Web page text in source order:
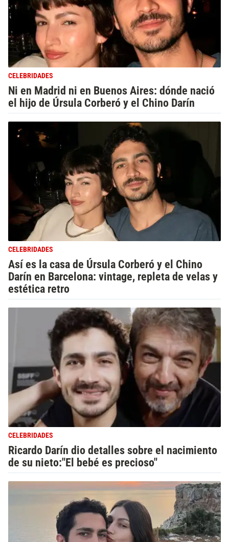
CELEBRIDADES
Ni en Madrid ni en Buenos Aires: dónde nació
el hijo de Úrsula Corberó y el Chino Darín
CELEBRIDADES
Así es la casa de Úrsula Corberó y el Chino
Darín en Barcelona: vintage, repleta de velas y
estética retro
CELEBRIDADES
Ricardo Darín dio detalles sobre el nacimiento
de su nieto:"El bebé es precioso"